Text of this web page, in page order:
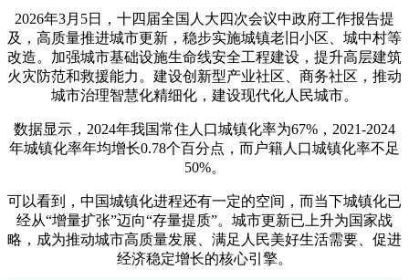
2026年3月5日，十四届全国人大四次会议中政府工作报告提
及，高质量推进城市更新，稳步实施城镇老旧小区、城中村等
改造。加强城市基础设施生命线安全工程建设，提升高层建筑
火灾防范和救援能力。建设创新型产业社区、商务社区，推动
城市治理智慧化精细化，建设现代化人民城市。
数据显示，2024年我国常住人口城镇化率为67%，2021-2024
年城镇化率年均增长0.78个百分点，而户籍人口城镇化率不足
50%。
可以看到，中国城镇化进程还有一定的空间，而当下城镇化已
经从“增量扩张”迈向“存量提质”。城市更新已上升为国家战
略，成为推动城市高质量发展、满足人民美好生活需要、促进
经济稳定增长的核心引擎。